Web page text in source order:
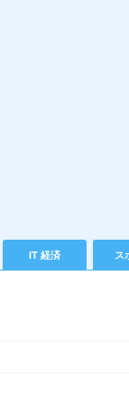
IT 経済 ス